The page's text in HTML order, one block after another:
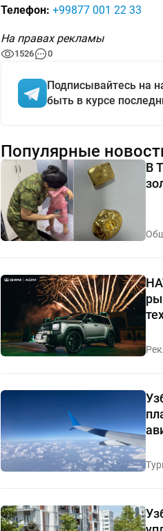
Телефон: +99877 001 22 33
На правах рекламы
1526 0
Подписывайтесь на
быть в курсе
Популярные
В